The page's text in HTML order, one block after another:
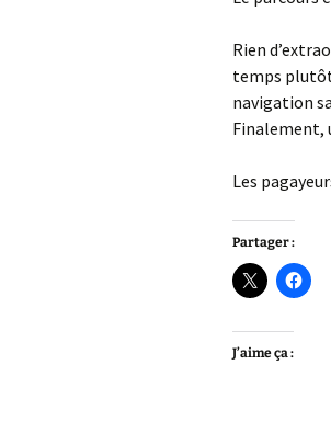
Rien
temps plutôt
navigation
Finalement,
Les
Partager :
J’aime ça :